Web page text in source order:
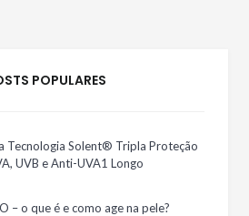
POPULARES
Tecnologia Solent® Tripla Proteção
UVB e Anti-UVA1 Longo
– o que é e como age na pele?